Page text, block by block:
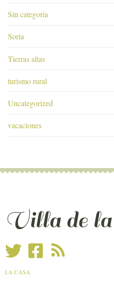
Sin categoría
Soria
Tierras altas
turismo rural
Uncategorized
vacaciones
Villa de
LA CASA